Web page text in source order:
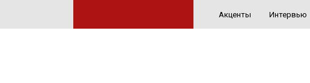
Акценты Интервью